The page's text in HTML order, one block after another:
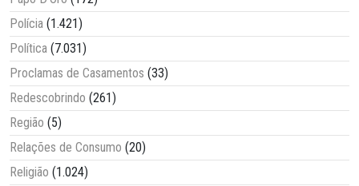
Polícia (1.421)
Política (7.031)
Proclamas de Casamentos (33)
Redescobrindo (261)
Região (5)
Relações de Consumo (20)
Religião (1.024)